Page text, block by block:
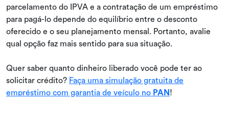
parcelamento do IPVA e a contratação de um empréstimo
para pagá-lo depende do equilíbrio entre o desconto
oferecido e o seu planejamento mensal. Portanto, avalie
qual opção faz mais sentido para sua situação.
Quer saber quanto dinheiro liberado você pode ter ao
solicitar crédito? Faça uma simulação gratuita de
empréstimo com garantia de veículo no PAN!